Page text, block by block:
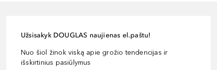
Užsisakyk DOUGLAS naujienas el.paštu!
Nuo šiol žinok viską apie grožio tendencijas ir
išskirtinius pasiūlymus